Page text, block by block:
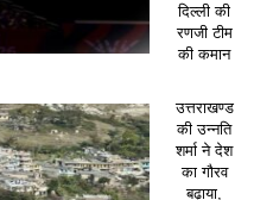
दिल्ली की
रणजी टीम
की कमान
उत्तराखण्ड
की उन्नति
शर्मा ने देश
का गौरव
बढ़ाया,